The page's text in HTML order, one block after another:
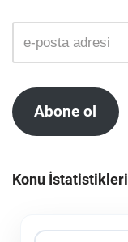
Abone ol
Konu İstatistikleri